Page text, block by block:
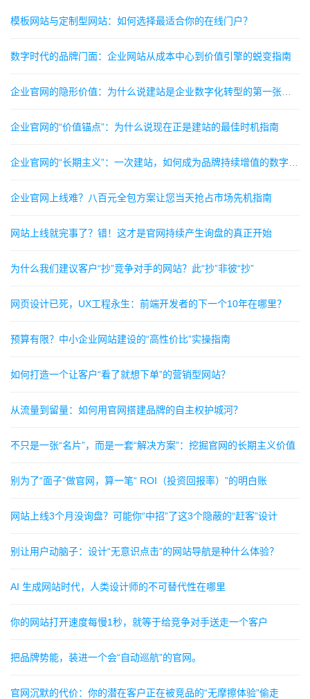
‌模板网站与定制型网站：如何选择最适合你的在线门户？‌
数字时代的品牌门面：企业网站从成本中心到价值引擎的蜕变指南
企业官网的“价值锚点”：为什么说现在正是建站的最佳时机指南
企业官网上线难？八百元全包方案让您当天抢占市场先机指南
网站上线就完事了？错！这才是官网持续产生询盘的真正开始
为什么我们建议客户“抄”竞争对手的网站？此“抄”非彼“抄”
网页设计已死，UX工程永生：前端开发者的下一个10年在哪里？
预算有限？中小企业网站建设的“高性价比”实操指南
如何打造一个让客户“看了就想下单”的营销型网站？
从流量到留量：如何用官网搭建品牌的自主权护城河？
不只是一张“名片”，而是一套“解决方案”：挖掘官网的长期主义价值
别为了“面子”做官网，算一笔“ ROI（投资回报率）”的明白账
网站上线3个月没询盘？可能你“中招”了这3个隐蔽的“赶客”设计
别让用户动脑子：设计“无意识点击”的网站导航是种什么体验？
AI 生成网站时代，人类设计师的不可替代性在哪里
你的网站打开速度每慢1秒，就等于给竞争对手送走一个客户
把品牌势能，装进一个会“自动巡航”的官网。
官网沉默的代价：你的潜在客户正在被竞品的“无摩擦体验”偷走